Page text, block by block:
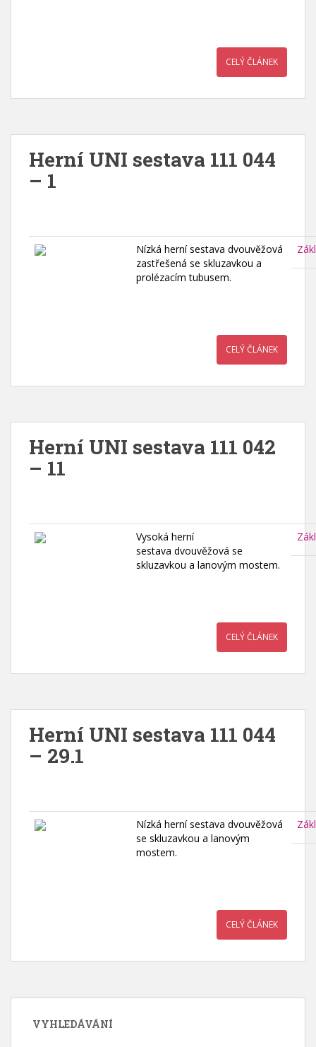
CELÝ ČLÁNEK
Herní UNI sestava 111 044
– 1
Nízká herní sestava dvouvěžová
zastřešená se skluzavkou a
prolézacím tubusem.
CELÝ ČLÁNEK
Herní UNI sestava 111 042
– 11
Vysoká herní
sestava dvouvěžová se
skluzavkou a lanovým mostem.
CELÝ ČLÁNEK
Herní UNI sestava 111 044
– 29.1
Nízká herní sestava dvouvěžová
se skluzavkou a lanovým
mostem.
CELÝ ČLÁNEK
VYHLEDÁVÁNÍ